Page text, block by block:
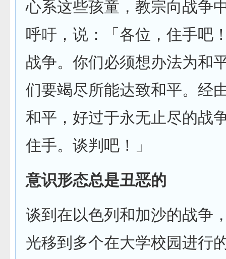
心系这些孩童，教宗向战争
呼吁，说：「各位，住手吧
战争。你们必须想办法为和
们要竭尽所能达致和平。经
和平，好过于永无止尽的战
住手。谈判吧！」
意识形态总是丑恶的
谈到在以色列和加沙的战争
光移到多个在大学校园进行